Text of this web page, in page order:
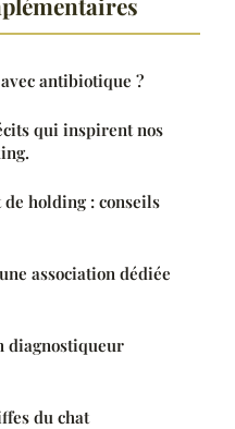
antibiotique ?
qui inspirent nos
holding : conseils
association dédiée
diagnostiqueur
du chat